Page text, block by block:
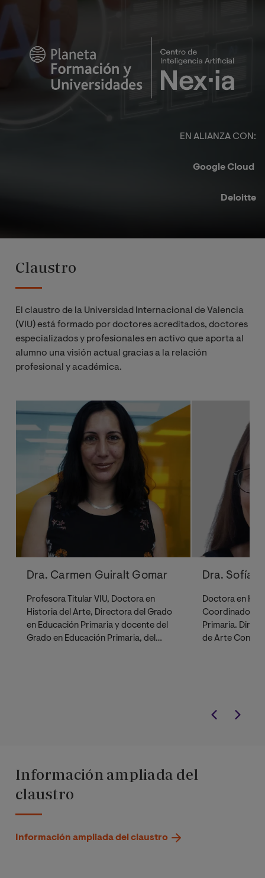
optativo, se requerirá un número mínimo de alumnos
matriculados en cada asignatura para que ésta se
imparta.
EN ALIANZA CON:​
Google Cloud ​
Deloitte​
Claustro
El claustro de la Universidad Internacional de Valencia
(VIU) está formado por doctores acreditados, doctores
especializados y profesionales en activo que aporta al
alumno una visión actual gracias a la relación
profesional y académica.
Dra. Carmen Guiralt Gomar
Profesora Titular VIU, Doctora en
Historia del Arte, Directora del Grado
en Educación Primaria y docente del
Grado en Educación Primaria, del
Dra. Sofía
Doctora en
Coordinadora
Primaria.
de Arte
Información ampliada del
claustro
Información ampliada del claustro